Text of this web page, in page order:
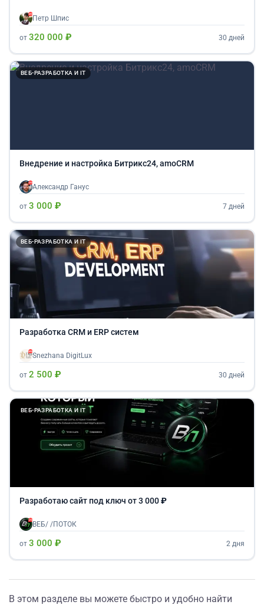
Петр Шпис
от 320 000 ₽ 30 дней
ВЕБ-РАЗРАБОТКА И IT
Внедрение и настройка Битрикс24, amoCRM
Александр Ганус
от 3 000 ₽ 7 дней
ВЕБ-РАЗРАБОТКА И IT
Разработка CRM и ERP систем
Snezhana DigitLux
от 2 500 ₽ 30 дней
ВЕБ-РАЗРАБОТКА И IT
Разработаю сайт под ключ от 3 000 ₽
ВЕБ/ /ПОТОК
от 3 000 ₽ 2 дня
В этом разделе вы можете быстро и удобно найти